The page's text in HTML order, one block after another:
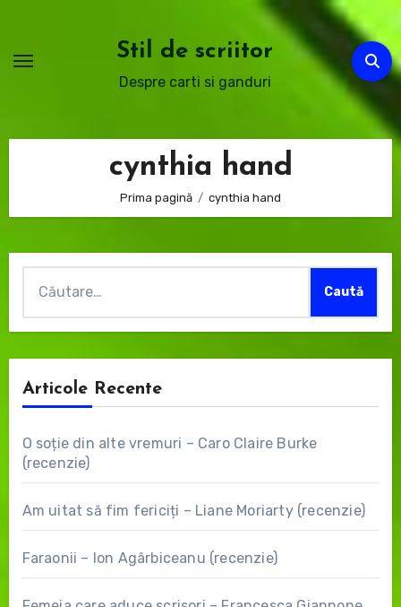
conținut
Stil de scriitor
Despre carti si ganduri
cynthia hand
Prima pagină cynthia hand
Articole Recente
O soție din alte vremuri – Caro Claire Burke
(recenzie)
Am uitat să fim fericiți – Liane Moriarty (recenzie)
Faraonii – Ion Agârbiceanu (recenzie)